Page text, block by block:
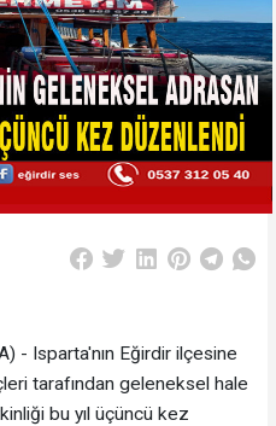
- Isparta'nın Eğirdir ilçesine
tarafından geleneksel hale
bu yıl üçüncü kez